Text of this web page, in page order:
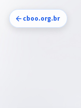
cboo.org.br